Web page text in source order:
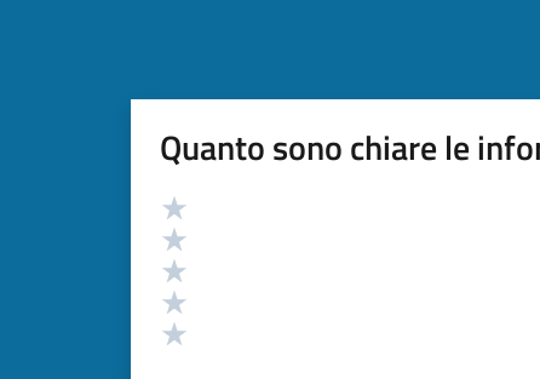
Quanto sono chiare le
Valutazione